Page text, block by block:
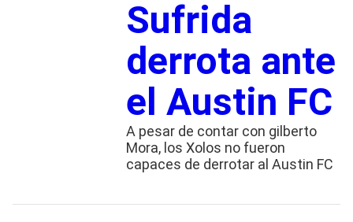
Sufrida
derrota ante
el Austin FC
A pesar de contar con gilberto
Mora, los Xolos no fueron
capaces de derrotar al Austin FC